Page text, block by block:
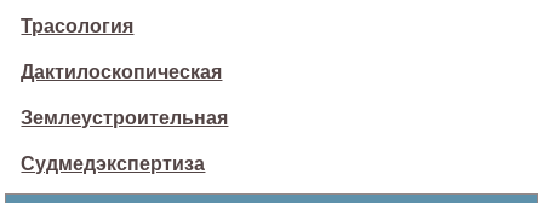
Трасология
Дактилоскопическая
Землеустроительная
Судмедэкспертиза